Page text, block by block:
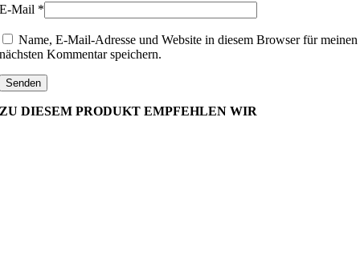
E-Mail *
Name, E-Mail-Adresse und Website in diesem Browser für meinen
nächsten Kommentar speichern.
ZU DIESEM PRODUKT EMPFEHLEN WIR